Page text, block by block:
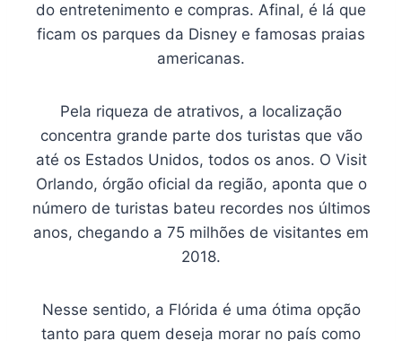
do entretenimento e compras. Afinal, é lá que
ficam os parques da Disney e famosas praias
americanas.
Pela riqueza de atrativos, a localização
concentra grande parte dos turistas que vão
até os Estados Unidos, todos os anos. O Visit
Orlando, órgão oficial da região, aponta que o
número de turistas bateu recordes nos últimos
anos, chegando a 75 milhões de visitantes em
2018.
Nesse sentido, a Flórida é uma ótima opção
tanto para quem deseja morar no país como